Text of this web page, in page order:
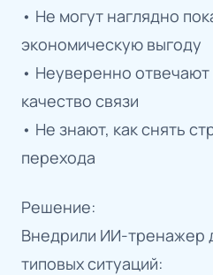
• Не могут наглядно
экономическую выгоду
• Неуверенно
качество связи
• Не знают, как снять
перехода
Решение:
Внедрили ИИ-тренажер
типовых ситуаций: